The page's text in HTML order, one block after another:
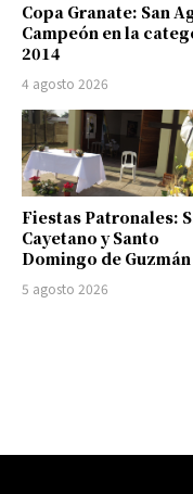
Copa Granate: San
Campeón en la
2014
4 agosto 2026
Fiestas Patronales:
Cayetano y Santo
Domingo de Guzmán
5 agosto 2026